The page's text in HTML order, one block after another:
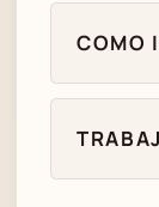
COMO